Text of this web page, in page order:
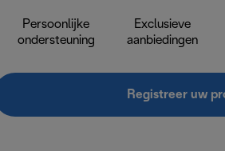
Persoonlijke
ondersteuning
Exclusieve
aanbiedingen
Registreer uw